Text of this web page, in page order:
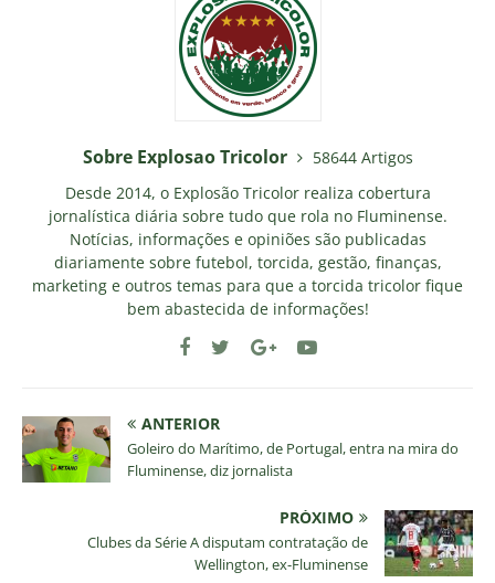
Sobre Explosao Tricolor
58644 Artigos
Desde 2014, o Explosão Tricolor realiza cobertura
jornalística diária sobre tudo que rola no Fluminense.
Notícias, informações e opiniões são publicadas
diariamente sobre futebol, torcida, gestão, finanças,
marketing e outros temas para que a torcida tricolor fique
bem abastecida de informações!
ANTERIOR
Goleiro do Marítimo, de Portugal, entra na mira do
Fluminense, diz jornalista
PRÓXIMO
Clubes da Série A disputam contratação de
Wellington, ex-Fluminense